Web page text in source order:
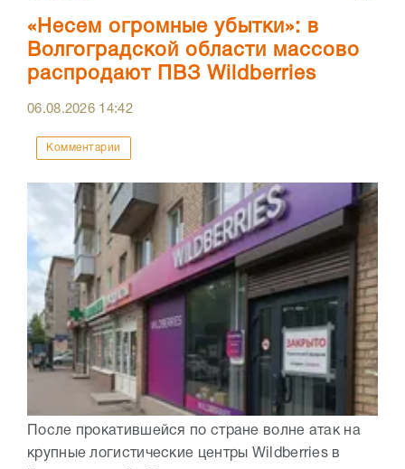
«Несем огромные убытки»: в
Волгоградской области массово
распродают ПВЗ Wildberries
06.08.2026 14:42
Комментарии
После прокатившейся по стране волне атак на
крупные логистические центры Wildberries в